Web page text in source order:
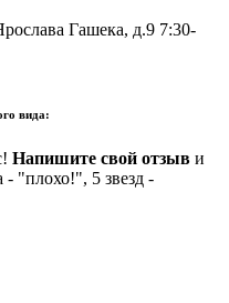
Гашека, д.9 7:30-
вида:
Напишите свой отзыв и
- "плохо!", 5 звезд -